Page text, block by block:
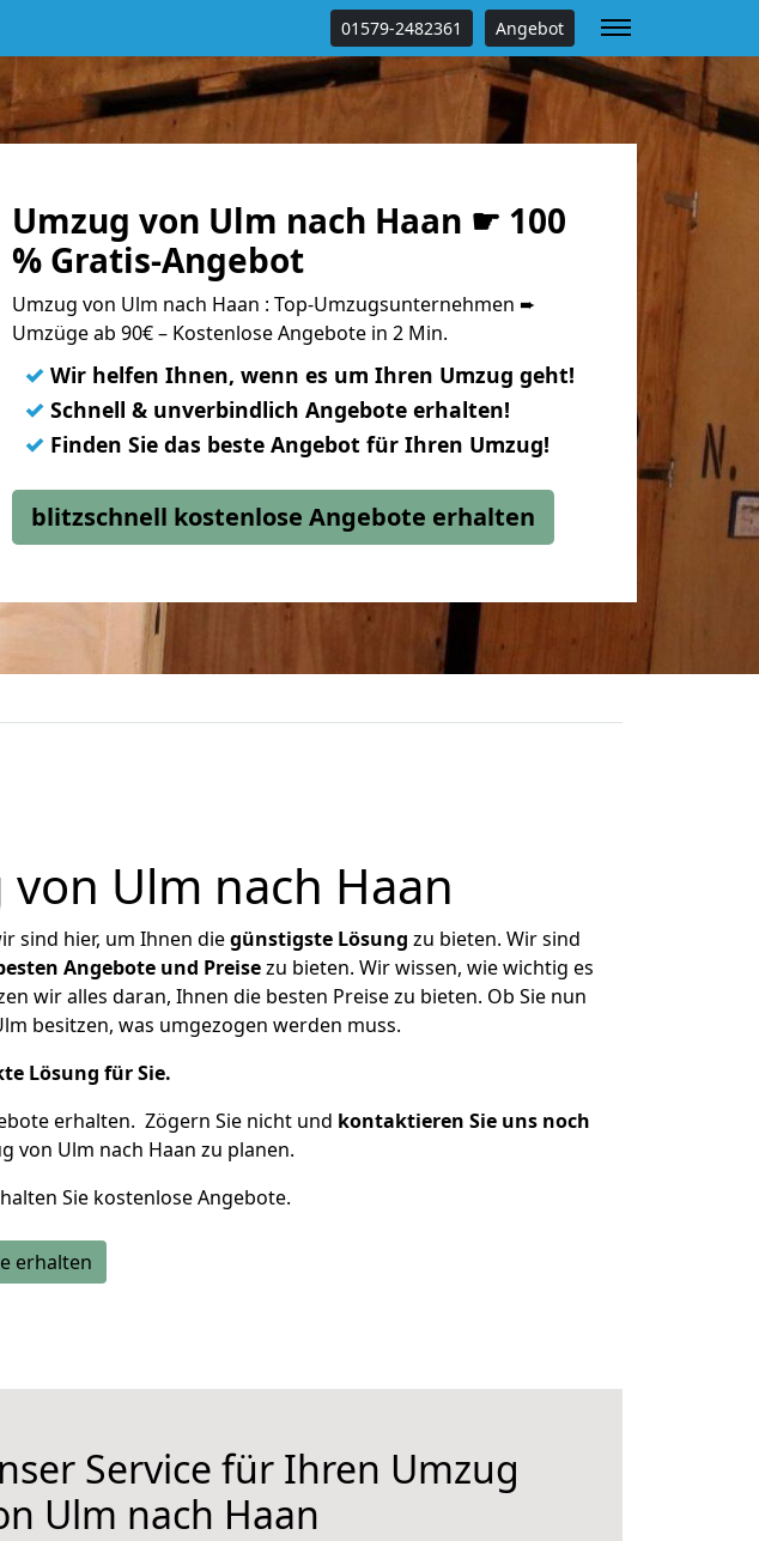
01579-2482361 Angebot
Umzug von Ulm nach Haan ☛ 100
% Gratis-Angebot
Umzug von Ulm nach Haan : Top-Umzugsunternehmen ➨
Umzüge ab 90€ – Kostenlose Angebote in 2 Min.
✓ Wir helfen Ihnen, wenn es um Ihren Umzug geht!
✓ Schnell & unverbindlich Angebote erhalten!
✓ Finden Sie das beste Angebot für Ihren Umzug!
blitzschnell kostenlose Angebote erhalten
Ulm nach Haan
sind hier, um Ihnen diegünstigste Lösung zu bieten. Wir sind
Angebote und Preisezu bieten. Wir wissen, wie wichtig es
wir alles daran, Ihnen die besten Preise zu bieten. Ob Sie nun
besitzen, was umgezogen werden muss.
Lösung für Sie.
erhalten. Zögern Sie nicht und kontaktieren Sie uns noch
von Ulm nach Haan zu planen.
Sie kostenlose Angebote.
erhalten
Service für Ihren Umzug
Ulm nach Haan